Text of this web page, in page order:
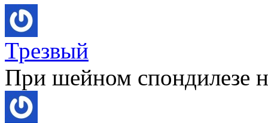
Трезвый
При шейном спондилезе